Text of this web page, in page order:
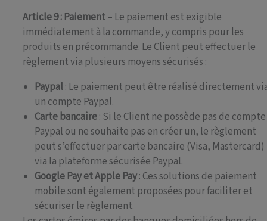
Article 9 : Paiement– Le paiement est exigible
immédiatement à la commande, y compris pour les
produits en précommande. Le Client peut effectuer le
règlement via plusieurs moyens sécurisés :
Paypal: Le paiement peut être réalisé directement
un compte Paypal.
Carte bancaire: Si le Client ne possède pas de compte
Paypal ou ne souhaite pas en créer un, le règlement
peut s’effectuer par carte bancaire (Visa, Mastercard)
via la plateforme sécurisée Paypal.
Google Pay et Apple Pay: Ces solutions de paiement
mobile sont également proposées pour faciliter et
sécuriser le règlement.